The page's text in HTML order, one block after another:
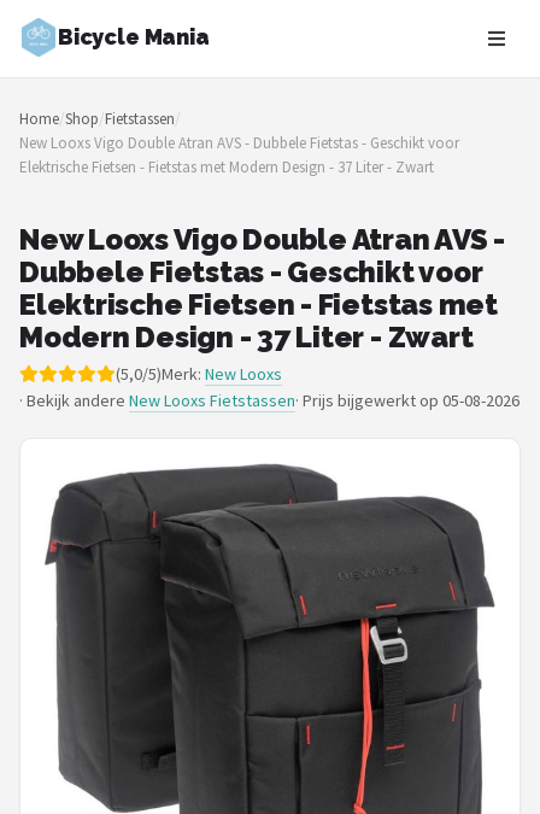
Bicycle Mania
Zoeken
NAVIGATIE
Shop
Merken
Blog
Fietsroutes
Kinderfietsen
Stadsfietsen
Elektrische fietsen
Mountainbikes
Volare
Home/Shop/Fietstassen/
New Looxs Vigo Double Atran AVS - Dubbele Fietstas - Geschikt voor
Elektrische Fietsen - Fietstas met Modern Design - 37 Liter - Zwart
New Looxs Vigo Double Atran AVS -
Dubbele Fietstas - Geschikt voor
Elektrische Fietsen - Fietstas met
Modern Design - 37 Liter - Zwart
(5,0/5)Merk: New Looxs
· Bekijk andere New Looxs Fietstassen· Prijs bijgewerkt op 05-08-2026